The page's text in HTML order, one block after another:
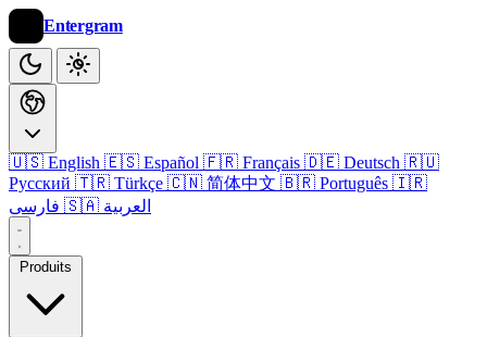
Entergram
🇺🇸 English 🇪🇸 Español 🇫🇷 Français 🇩🇪 Deutsch 🇷🇺
Русский 🇹🇷 Türkçe 🇨🇳 简体中文 🇧🇷 Português 🇮🇷
🇸🇦 العربية
Produits